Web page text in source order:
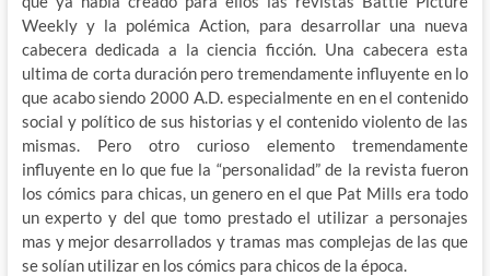
Weekly y la polémica Action, para desarrollar una nueva
cabecera dedicada a la ciencia ficción. Una cabecera esta
ultima de corta duración pero tremendamente influyente en lo
que acabo siendo 2000 A.D. especialmente en en el contenido
social y político de sus historias y el contenido violento de las
mismas. Pero otro curioso elemento tremendamente
influyente en lo que fue la “personalidad” de la revista fueron
los cómics para chicas, un genero en el que Pat Mills era todo
un experto y del que tomo prestado el utilizar a personajes
mas y mejor desarrollados y tramas mas complejas de las que
se solían utilizar en los cómics para chicos de la época.